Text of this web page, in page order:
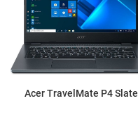
Acer TravelMate P4 Slate